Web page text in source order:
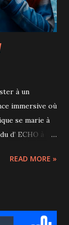
:
à un
immersive où
se marie à
d’ ECHO à
cet univers
saisissant,
READ MORE »